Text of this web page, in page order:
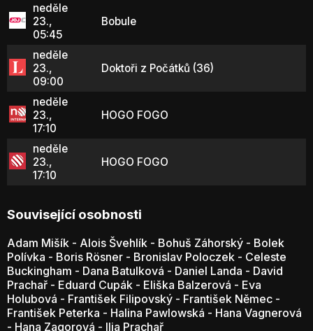
neděle
23.,
05:45
Bobule
neděle
23.,
09:00
Doktoři z Počátků (36)
neděle
23.,
17:10
HOGO FOGO
neděle
23.,
17:10
HOGO FOGO
Související osobnosti
Adam Mišík - Alois Švehlík - Bohuš Záhorský - Bolek
Polívka - Boris Rösner - Bronislav Poloczek - Celeste
Buckingham - Dana Batulková - Daniel Landa - David
Prachař - Eduard Cupák - Eliška Balzerová - Eva
Holubová - František Filipovský - František Němec -
František Peterka - Halina Pawlowská - Hana Vagnerová
- Hana Zagorová - Ilja Prachař